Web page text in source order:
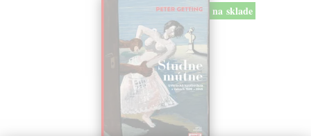
na sklade